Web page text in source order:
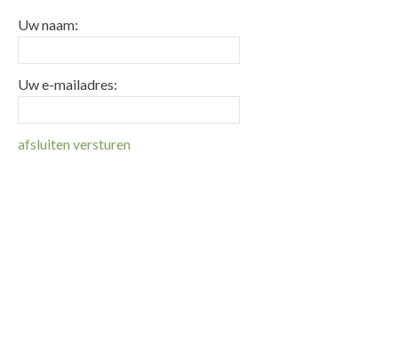
Uw naam:
Uw e-mailadres:
afsluiten versturen